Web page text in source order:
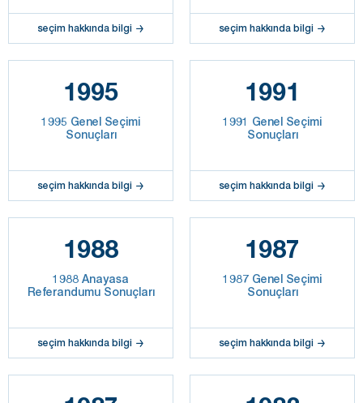
seçim hakkında bilgi seçim hakkında bilgi
1995
1995 Genel Seçimi
Sonuçları
seçim hakkında bilgi
1991
1991 Genel Seçimi
Sonuçları
seçim hakkında bilgi
1988
1988 Anayasa
Referandumu Sonuçları
seçim hakkında bilgi
1987
1987 Genel Seçimi
Sonuçları
seçim hakkında bilgi